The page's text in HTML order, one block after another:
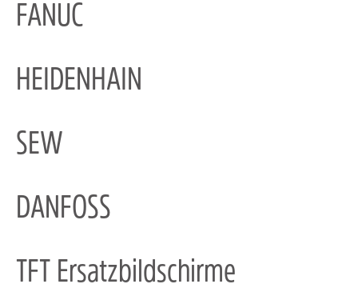
FANUC
HEIDENHAIN
SEW
DANFOSS
TFT Ersatzbildschirme